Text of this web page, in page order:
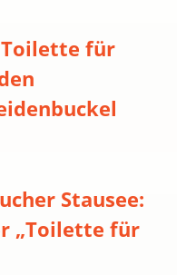
für
Stausee:
„Toilette für